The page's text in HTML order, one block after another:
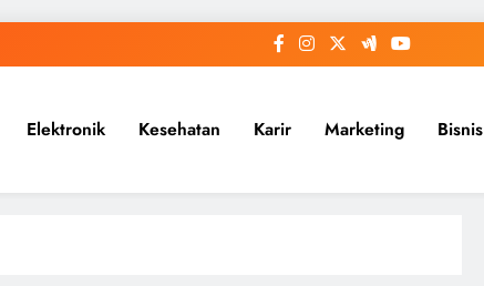
Elektronik Kesehatan Karir Marketing Bisnis